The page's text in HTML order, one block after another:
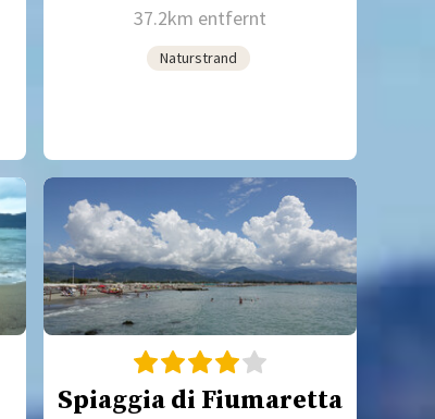
37.2km entfernt
Naturstrand
Spiaggia di Fiumaretta